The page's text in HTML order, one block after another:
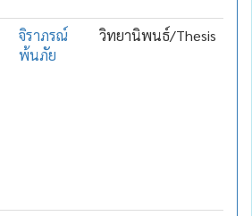
จิราภรณ์
พ้นภัย
วิทยานิพนธ์/Thesis